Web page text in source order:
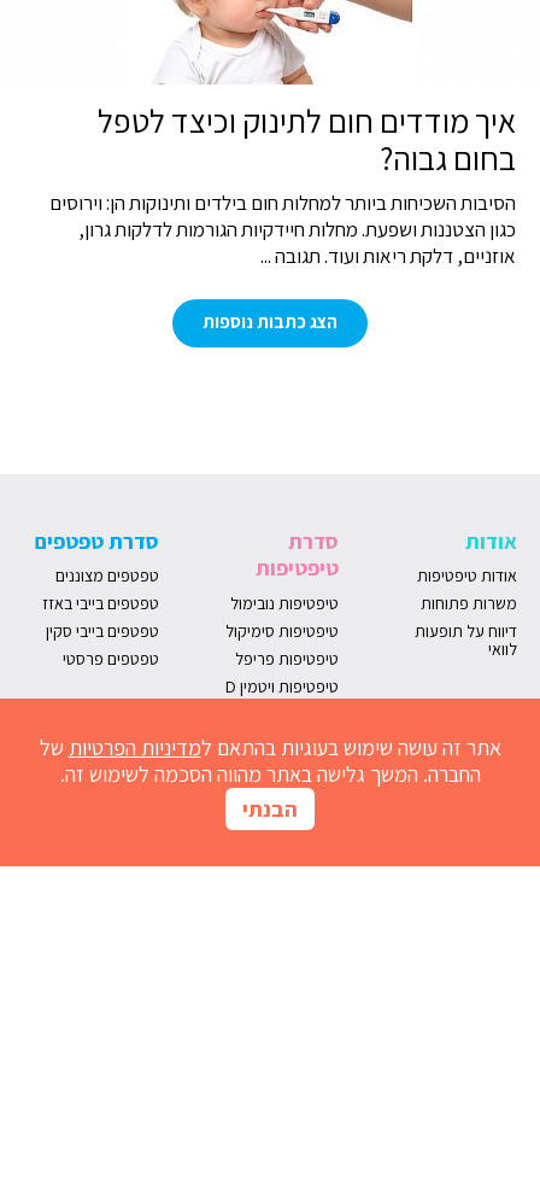
אתר זה עושה שימוש בעוגיות בהתאם למדיניות הפרטיות של
החברה. המשך גלישה באתר מהווה הסכמה לשימוש זה.
הבנתי
איך מודדים חום לתינוק וכיצד לטפל
בחום גבוה?
הסיבות השכיחות ביותר למחלות חום בילדים ותינוקות הן: וירוסים
כגון הצטננות ושפעת. מחלות חיידקיות הגורמות לדלקות גרון,
אוזניים, דלקת ריאות ועוד. תגובה ...
הצג כתבות נוספות
אודות
אודות טיפטיפות
משרות פתוחות
דיווח על תופעות
לוואי
סדרת
טיפטיפות
טיפטיפות נובימול
טיפטיפות סימיקול
טיפטיפות פריפל
טיפטיפות ויטמין D
סדרת טפטפים
טפטפים מצוננים
טפטפים בייבי באזז
טפטפים בייבי סקין
טפטפים פרסטי